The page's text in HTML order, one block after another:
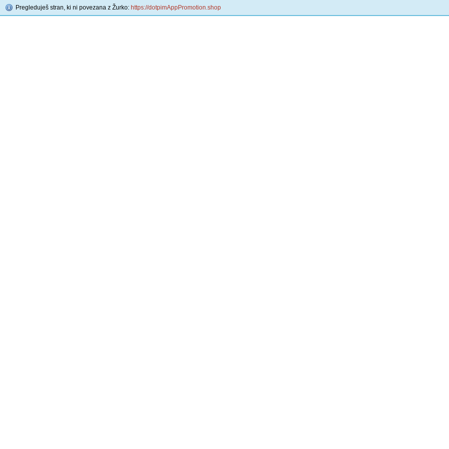
Pregleduješ stran, ki ni povezana z Žurko: https://dotpimAppPromotion.shop